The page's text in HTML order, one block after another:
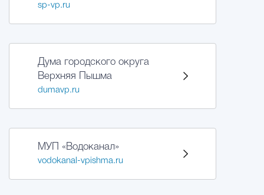
sp-vp.ru
Дума городского округа
Верхняя Пышма
dumavp.ru
МУП «Водоканал»
vodokanal-vpishma.ru